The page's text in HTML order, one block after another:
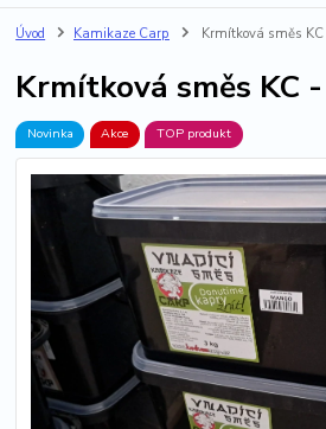
Úvod Kamikaze Carp Krmítková směs
Krmítková směs KC
Novinka Akce TOP produkt